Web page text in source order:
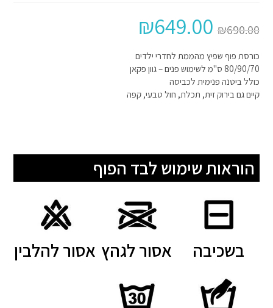
₪690.00
₪649.00
כורסת פוף שפיץ מהממת לחדרי ילדים
80/90/70 ס"מ לשימוש פנים – גוון פקאן
כולל ביטנה פנימית לכביסה
קיים גם בירוק זית, תכלת, חול טבעי, קפה
הוראות שימוש לבד הפוף
בשכיבה אסור לגהץ אסור להלבין